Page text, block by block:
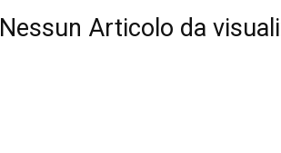
Nessun Articolo da